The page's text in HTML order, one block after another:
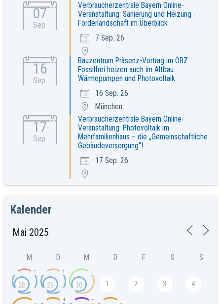
07
Sep.
Verbraucherzentrale Bayern Online-
Veranstaltung: Sanierung und Heizung -
Förderlandschaft im Überblick
7 Sep. 26
16
Sep.
Bauzentrum Präsenz-Vortrag im ÖBZ:
Fossilfrei heizen auch im Altbau:
Wärmepumpen und Photovoltaik
16 Sep. 26
München
17
Sep.
Verbraucherzentrale Bayern Online-
Veranstaltung: Photovoltaik im
Mehrfamilienhaus – die „Gemeinschaftliche
Gebäudeversorgung“!
17 Sep. 26
Kalender
M D M D F S S
28
+
29
+
30 1 2 3 4
+ +